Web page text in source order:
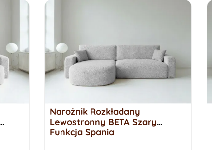
Narożnik Rozkładany
Lewostronny BETA Szary
Funkcja Spania